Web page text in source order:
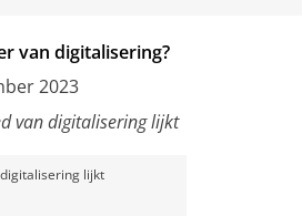
van digitalisering?
2023
lijkt